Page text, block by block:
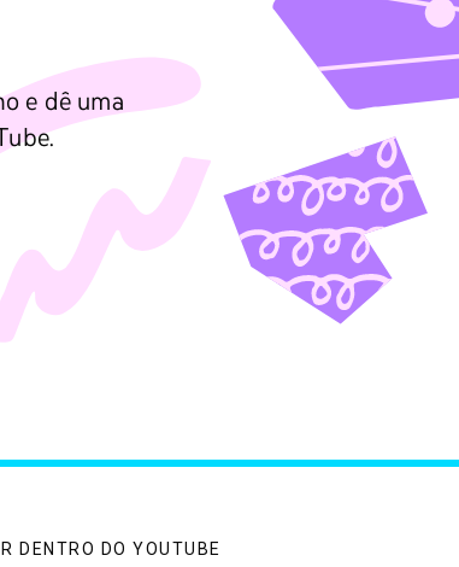
e dê uma
DENTRO DO YOUTUBE